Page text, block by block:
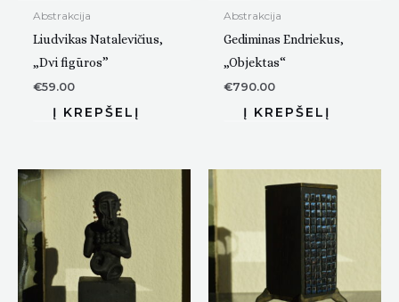
Abstrakcija
Liudvikas Natalevičius,
„Dvi figūros”
€59.00
Abstrakcija
Gediminas Endriekus,
„Objektas“
€790.00